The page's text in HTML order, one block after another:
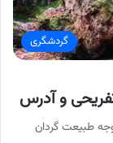
گردشگری
و آدرس
طبیعت گردان